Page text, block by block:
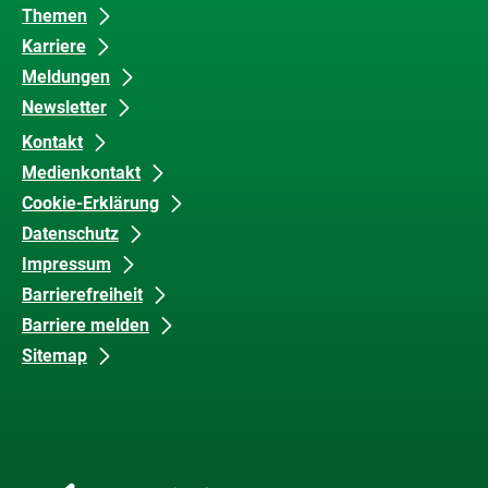
Themen
Karriere
Meldungen
Newsletter
Kontakt
Medienkontakt
Cookie-Erklärung
Datenschutz
Impressum
Barrierefreiheit
Barriere melden
Sitemap